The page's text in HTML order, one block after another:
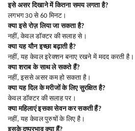
इसे असर दिखाने में कितना समय लगता है?
लगभग 30 से 60 मिनट।
क्या इसे रोज़ लिया जा सकता है?
नहीं, केवल डॉक्टर की सलाह से।
क्या यह यौन इच्छा बढ़ाती है?
नहीं, यह केवल इरेक्शन बनाए रखने में मदद करती है।
क्या शराब के साथ ले सकते हैं?
नहीं, इससे असर कम हो सकता है।
क्या यह दिल के मरीजों के लिए सुरक्षित है?
केवल डॉक्टर की सलाह पर।
क्या महिलाएं इसका सेवन कर सकती हैं?
नहीं, यह केवल पुरुषों के लिए है।